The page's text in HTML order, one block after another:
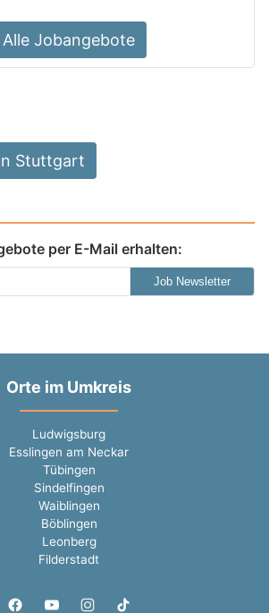
Alle Jobangebote
Stuttgart
per E-Mail erhalten:
Job Newsletter
Orte im Umkreis
Ludwigsburg
Esslingen am Neckar
Tübingen
Sindelfingen
Waiblingen
Böblingen
Leonberg
Filderstadt